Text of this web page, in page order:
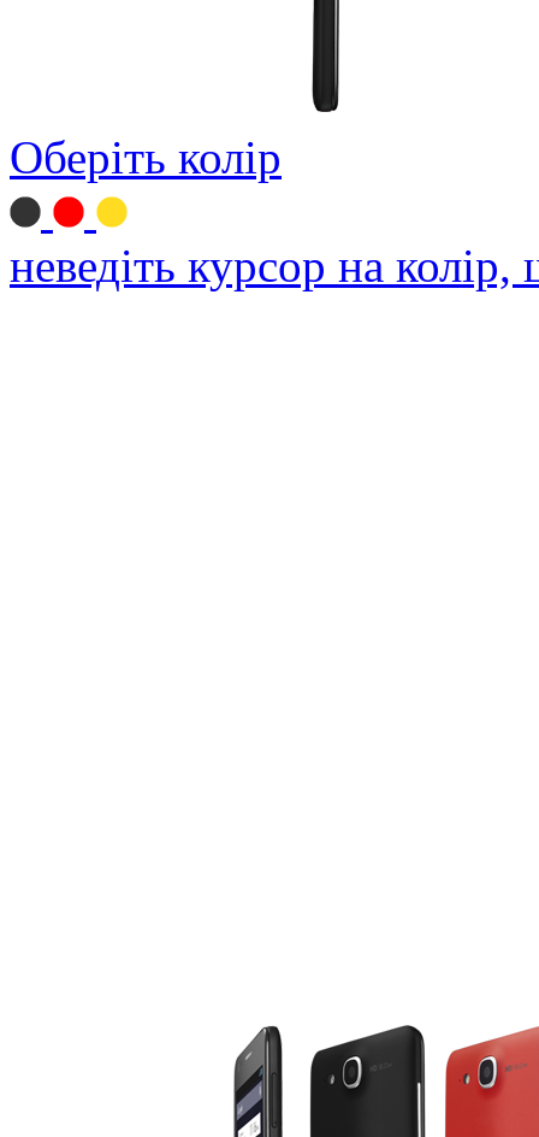
Оберіть колір
неведіть курсор на